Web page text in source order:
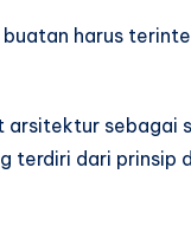
harus
sebagai
terdiri dari prinsip